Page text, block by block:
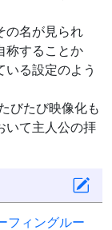
の名が見られ
称することか
る設定のよう
びたび映像化も
いて主人公の拝
フィングルー